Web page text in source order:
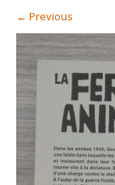
← Previous